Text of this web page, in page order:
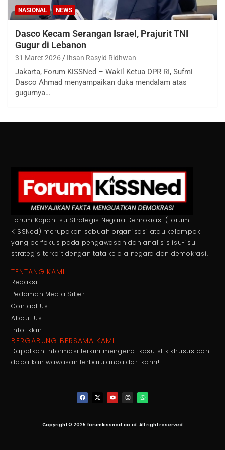
NASIONAL NEWS
Dasco Kecam Serangan Israel, Prajurit TNI
Gugur di Lebanon
31 Maret 2026 Ihsan Rasyid Ridhwan
Jakarta, Forum KiSSNed – Wakil Ketua DPR RI, Sufmi
Dasco Ahmad menyampaikan duka mendalam atas
gugurnya…
Forum Kajian Isu Strategis Negara Demokrasi (Forum
KiSSNed) merupakan sebuah organisasi atau kelompok
yang berfokus pada pengawasan dan analisis isu-isu
strategis terkait dengan tata kelola negara dan demokrasi.
TENTANG KAMI
Redaksi
Pedoman Media Siber
Contact Us
About Us
Info Iklan
BERGABUNG BERSAMA KAMI
Dapatkan informasi terkini mengenai kasuistik khusus dan
dapatkan wawasan terbaru anda dari kami!
Copyright © 2025 forumkissned.co.id. All right reserved